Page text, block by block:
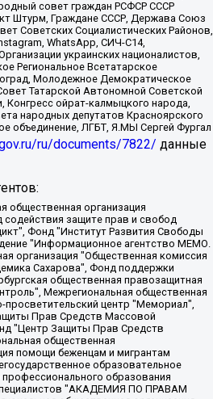
совет граждан РСФСР СССР
Штурм, Граждане СССР, Держава Союз
Советских Социалистических Районов,
WhatsApp, СИЧ-С14,
украинских националистов,
Региональное Всетатарское
Молодежное Демократическое
Татарской Автономной Советской
Конгресс ойрат-калмыцкого народа,
народных депутатов Красноярского
объединение, ЛГБТ, Я.МЫ Сергей Фургал
ru/documents/7822/ данные
Сергеевич, Тихонов Михаил Сергеевич, Общество с ограниченной ответственностью "ЖУРНАЛИСТ-ИНОСТРАННЫЙ АГЕНТ", Арапова Галина Юрьевна, Вольтская Татьяна Анатольевна, Американская компания "Mason G.E.S. Anonymous Foundation" (США), являющаяся владельцем интернет-издания https://mnews.world/, Компания "Stichting Bellingcat", зарегистрированная в Нидерландах (дата регистрации 11.07.2018), Захаров Андрей Вячеславович, Клепиковская Екатерина Дмитриевна, Общество с ограниченной ответственностью "МЕМО", Перл Роман Александрович, Симонов Евгений Алексеевич, Соловьева Елена Анатольевна, Сотников Даниил Владимирович, Сурначева Елизавета Дмитриевна, Автономная некоммерческая организация по защите прав человека и информированию населения "Якутия – Наше Мнение", Общество с ограниченной ответственностью "Москоу диджитал медиа", с 26.01.2023 Общество с ограниченной ответственностью "Чайка Белые сады", Ветошкина Валерия Валерьевна, Заговора Максим Александрович, Межрегиональное общественное движение "Российская ЛГБТ - сеть", Оленичев Максим Владимирович, Павлов Иван Юрьевич, Скворцова Елена Сергеевна, Общество с ограниченной ответственностью "Как бы инагент", Кочетков Игорь Викторович, Общество с ограниченной ответственностью "Честные выборы", Еланчик Олег Александрович, Общество с ограниченной ответственностью "Нобелевский призыв", Гималова Регина Эмилевна, Григорьев Андрей Валерьевич, Григорьева Алина Александровна, Ассоциация по содействию защите прав призывников, альтернативнослужащих и военнослужащих "Правозащитная группа "Гражданин.Армия.Право", Хисамова Регина Фаритовна, Автономная некоммерческая организация по реализации социально-правовых программ "Лилит", Дальневосточное общественное движение "Маяк", Санкт-Петербургская ЛГБТ-инициативная группа "Выход", Инициативная группа ЛГБТ+ "Реверс", Алексеев Андрей Викторович, Бекбулатова Таисия Львовна, Беляев Иван Михайлович, Владыкина Елена Сергеевна, Гельман Марат Александрович, Никульшина Вероника Юрьевна, Толоконникова Надежда Андреевна, Шендерович Виктор Анатольевич, Общество с ограниченной ответственностью "Данное сообщение", Общество с ограниченной ответственностью Издательский дом "Новая глава", Айнбиндер Александра Александровна, Московский комьюнити-центр для ЛГБТ+инициатив, Благотворительный фонд развития филантропии, Deutsche Welle (Германия, Kurt-Schumacher-Strasse 3, 53113 Bonn), Борзунова Мария Михайловна, Воробьев Виктор Викторович, Голубева Анна Львовна, Константинова Алла Михайловна, Малкова Ирина Владимировна, Мурадов Мурад Абдулгалимович, Осетинская Елизавета Николаевна, Понасенков Евгений Николаевич, Ганапольский Матвей Юрьевич, Киселев Евгений Алексеевич, Борухович Ирина Григорьевна, Дремин Иван Тимофеевич, Дубровский Дмитрий Викторович, Красноярская региональная общественная организация поддержки и развития альтернативных образовательных технологий и межкультурных коммуникаций "ИНТЕРРА", Маяковская Екатерина Алексеевна, Фейгин Марк Захарович, Филимонов Андрей Викторович, Дзугкоева Регина Николаевна, Доброхотов Роман Александрович, Дудь Юрий Александрович, Елкин Сергей Владимирович, Кругликов Кирилл Игоревич, Сабунаева Мария Леонидовна, Семенов Алексей Владимирович, Шаинян Карен Багратович, Шульман Екатерина Михайловна, Асафьев Артур Валерьевич, Вахштайн Виктор Семенович, Венедиктов Алексей Алексеевич, Лушникова Екатерина Евгеньевна, Волков Леонид Михайлович, Невзоров Александр Глебович, Пархоменко Сергей Борисович, Сироткин Ярослав Николаевич, Кара-Мурза Владимир Владимирович, Баранова Наталья Владимировна, Гозман Леонид Яковлевич, Кагарлицкий Борис Юльевич, Климарев Михаил Валерьевич, Милов Владимир Станиславович, Автономная некоммерческая организация Краснодарский центр современного искусства "Типография", Моргенштерн Алишер Тагирович, Соболь Любовь Эдуардовна, Общество с ограниченной ответственностью "ЛИЗА НОРМ", Каспаров Гарри Кимович, Ходорковский Михаил Борисович, Общество с ограниченной ответственностью "Апрельские тезисы", Данилович Ирина Брониславовна, Кашин Олег Владимирович, Петров Николай Владимирович, Пивоваров Алексей Владимирович, Соколов Михаил Владимирович, Цветкова Юлия Владимировна, Чичваркин Евгений Александрович, Комитет против пыток/Команда против пыток, Общество с ограниченной ответственностью "Первый научный", Общество с ограниченной ответственностью "Вертолет и ко", Белоцерковская Вероника Борисовна, Кац Максим Евгеньевич, Лазарева Татьяна Юрьевна, Шаведдинов Руслан Табризович, Яшин Илья Валерьевич, Общество с ограниченной ответственностью "Иноагент ААВ", Алешковский Дмитрий Петрович, Альбац Евгения Марковна, Быков Дмитрий Львович, Галямина Юлия Евгеньевна, Лойко Сергей Леонидович, Мартынов Кирилл Константинович, Медведев Сергей Александрович, Крашенинников Федор Геннадиевич, Гордеева Катерина Вл